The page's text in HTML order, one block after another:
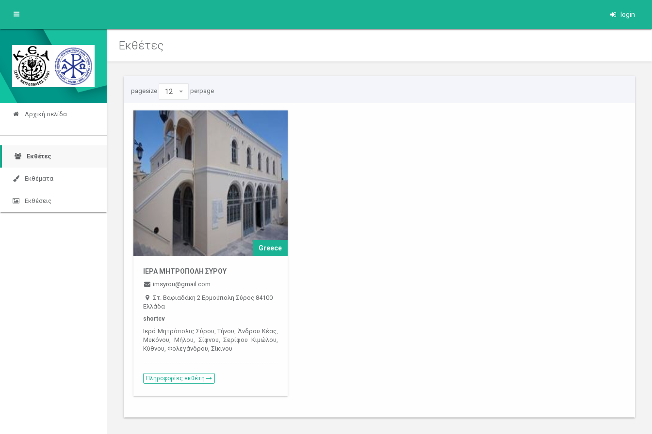
Αρχική σελίδα
Εκθέτες
Εκθέματα
Εκθέσεις
login
Εκθέτες
pagesize 12 perpage
ΙΕΡΑ ΜΗΤΡΟΠΟΛΗ ΣΥΡΟΥ
imsyrou@gmail.com
Στ. Βαφιαδάκη 2 Ερμούπολη Σύρος 84100
Ελλάδα
shortcv
Ιερά Μητρόπολις Σύρου, Τήνου, Άνδρου Κέας,
Μυκόνου, Μήλου, Σίφνου, Σερίφου Κιμώλου,
Κύθνου, Φολεγάνδρου, Σίκινου
Greece
Πληροφορίες εκθέτη